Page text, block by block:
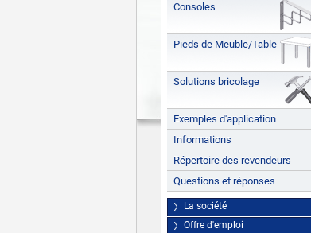
Consoles
Pieds de Meuble/Table
Solutions bricolage
Exemples d'application
Informations
Répertoire des revendeurs
Questions et réponses
La société
Offre d'emploi